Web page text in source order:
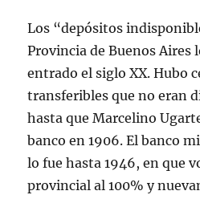
Los “depósitos
Provincia de Buenos Aires
entrado el siglo XX. Hubo
transferibles que no eran
hasta que Marcelino
banco en 1906. El banco
lo fue hasta 1946, en que
provincial al 100% y